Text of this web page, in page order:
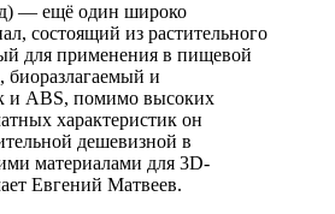
— ещё один широко
состоящий из растительного
для применения в пищевой
и
и ABS, помимо высоких
характеристик он
дешевизной в
материалами для 3D-
Евгений Матвеев.